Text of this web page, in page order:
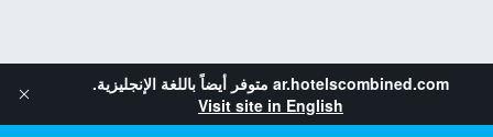
ar.hotelscombined.com متوفر أيضاً باللغة الإنجليزية.
Visit site in English